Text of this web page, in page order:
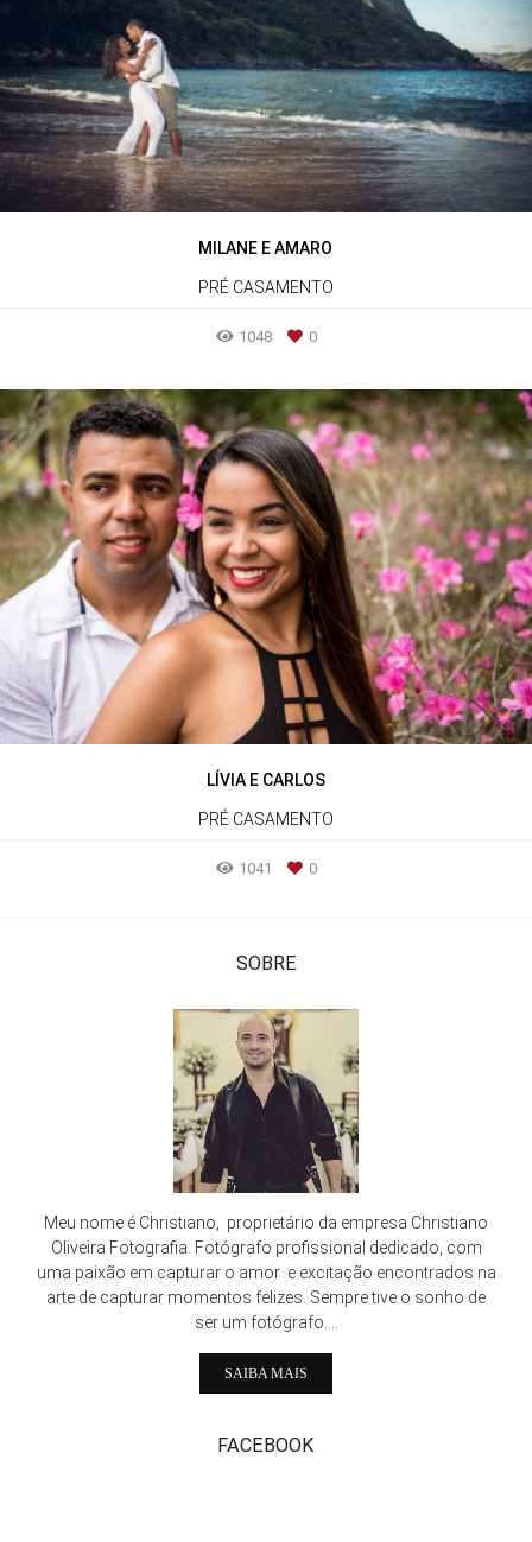
MILANE E AMARO
PRÉ CASAMENTO
1048 0
LÍVIA E CARLOS
PRÉ CASAMENTO
1041 0
SOBRE
Meu nome é Christiano, proprietário da empresa Christiano
Oliveira Fotografia. Fotógrafo profissional dedicado, com
uma paixão em capturar o amor e excitação encontrados na
arte de capturar momentos felizes. Sempre tive o sonho de
ser um fotógrafo....
SAIBA MAIS
FACEBOOK